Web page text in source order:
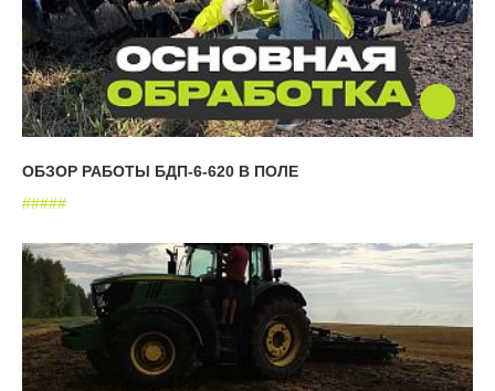
ОБЗОР РАБОТЫ БДП-6-620 В ПОЛЕ
#####